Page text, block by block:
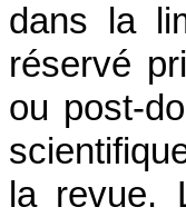
dans la
réservé
ou post-
la revue.